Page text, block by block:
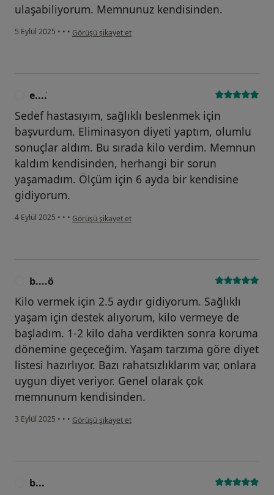
ulaşabiliyorum. Memnunuz kendisinden.
5 Eylül 2025 • • • kullanıcının görüşüne göre s....b
Görüşü şikayet et
e....̇
Sedef hastasıyım, sağlıklı beslenmek için
başvurdum. Eliminasyon diyeti yaptım, olumlu
sonuçlar aldım. Bu sırada kilo verdim. Memnun
kaldım kendisinden, herhangi bir sorun
yaşamadım. Ölçüm için 6 ayda bir kendisine
gidiyorum.
4 Eylül 2025 • • • kullanıcının görüşüne göre e....̇
Görüşü şikayet et
b....ö
Kilo vermek için 2.5 aydır gidiyorum. Sağlıklı
yaşam için destek alıyorum, kilo vermeye de
başladım. 1-2 kilo daha verdikten sonra koruma
dönemine geçeceğim. Yaşam tarzıma göre diyet
listesi hazırlıyor. Bazı rahatsızlıklarım var, onlara
uygun diyet veriyor. Genel olarak çok
memnunum kendisinden.
3 Eylül 2025 • • • kullanıcının görüşüne göre b....ö
Görüşü şikayet et
b...